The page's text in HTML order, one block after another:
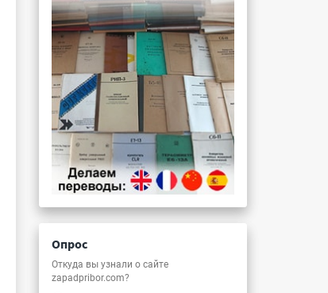
Опрос
Откуда вы узнали о сайте
zapadpribor.com?